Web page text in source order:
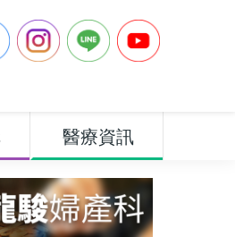
醫療資訊